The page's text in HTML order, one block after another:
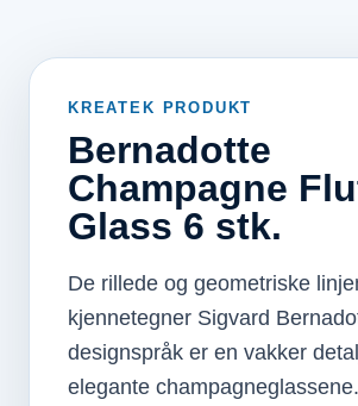
KREATEK PRODUKT
Bernadotte
Champagne
Glass 6 stk.
De rillede og geometriske
kjennetegner Sigvard
designspråk er en vakker
elegante